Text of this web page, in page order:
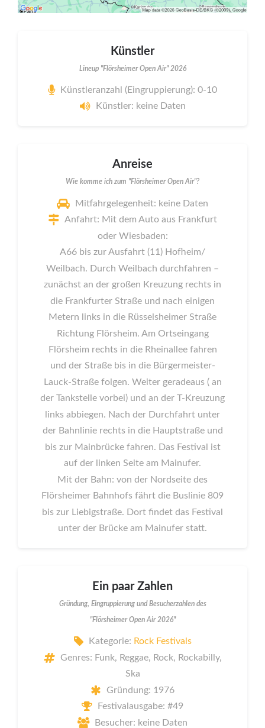
Künstler
Lineup "Flörsheimer Open Air" 2026
Künstleranzahl (Eingruppierung): 0-10
Künstler: keine Daten
Anreise
Wie komme ich zum "Flörsheimer Open Air"?
Mitfahrgelegenheit: keine Daten
Anfahrt: Mit dem Auto aus Frankfurt
oder Wiesbaden:
A66 bis zur Ausfahrt (11) Hofheim/
Weilbach. Durch Weilbach durchfahren –
zunächst an der großen Kreuzung rechts in
die Frankfurter Straße und nach einigen
Metern links in die Rüsselsheimer Straße
Richtung Flörsheim. Am Ortseingang
Flörsheim rechts in die Rheinallee fahren
und der Straße bis in die Bürgermeister-
Lauck-Straße folgen. Weiter geradeaus ( an
der Tankstelle vorbei) und an der T-Kreuzung
links abbiegen. Nach der Durchfahrt unter
der Bahnlinie rechts in die Hauptstraße und
bis zur Mainbrücke fahren. Das Festival ist
auf der linken Seite am Mainufer.
Mit der Bahn: von der Nordseite des
Flörsheimer Bahnhofs fährt die Buslinie 809
bis zur Liebigstraße. Dort findet das Festival
unter der Brücke am Mainufer statt.
Ein paar Zahlen
Gründung, Eingruppierung und Besucherzahlen des
"Flörsheimer Open Air 2026"
Kategorie: Rock Festivals
Genres: Funk, Reggae, Rock, Rockabilly,
Ska
Gründung: 1976
Festivalausgabe: #49
Besucher: keine Daten